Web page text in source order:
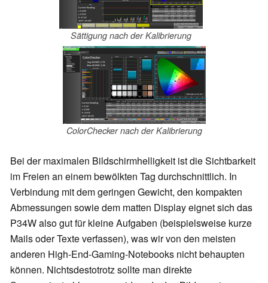
Sättigung nach der Kalibrierung
ColorChecker nach der Kalibrierung
Bei der maximalen Bildschirmhelligkeit ist die Sichtbarkeit
im Freien an einem bewölkten Tag durchschnittlich. In
Verbindung mit dem geringen Gewicht, den kompakten
Abmessungen sowie dem matten Display eignet sich das
P34W also gut für kleine Aufgaben (beispielsweise kurze
Mails oder Texte verfassen), was wir von den meisten
anderen High-End-Gaming-Notebooks nicht behaupten
können. Nichtsdestotrotz sollte man direkte